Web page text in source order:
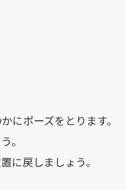
にポーズをとります。
。
に戻しましょう。